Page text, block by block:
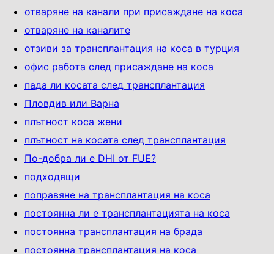
отваряне на канали при присаждане на коса
отваряне на каналите
отзиви за трансплантация на коса в турция
офис работа след присаждане на коса
пада ли косата след трансплантация
Пловдив или Варна
плътност коса жени
плътност на косата след трансплантация
По-добра ли е DHI от FUE?
подходящи
поправяне на трансплантация на коса
постоянна ли е трансплантацията на коса
постоянна трансплантация на брада
постоянна трансплантация на коса